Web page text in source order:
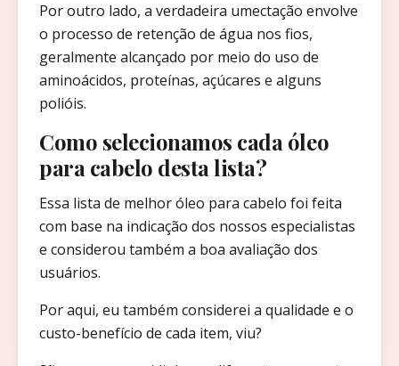
Por outro lado, a verdadeira umectação envolve
o processo de retenção de água nos fios,
geralmente alcançado por meio do uso de
aminoácidos, proteínas, açúcares e alguns
polióis.
Como selecionamos cada óleo
para cabelo desta lista?
Essa lista de melhor óleo para cabelo foi feita
com base na indicação dos nossos especialistas
e considerou também a boa avaliação dos
usuários.
Por aqui, eu também considerei a qualidade e o
custo-benefício de cada item, viu?